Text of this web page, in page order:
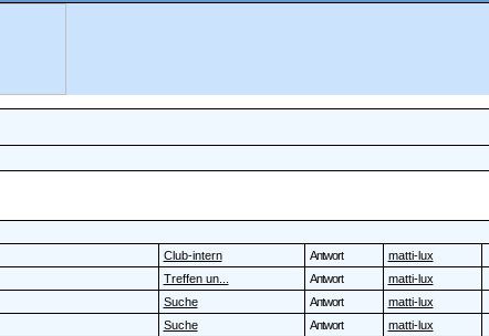
Club-intern Antwort matti-lux
Treffen un... Antwort matti-lux
Suche Antwort matti-lux
Suche Antwort matti-lux